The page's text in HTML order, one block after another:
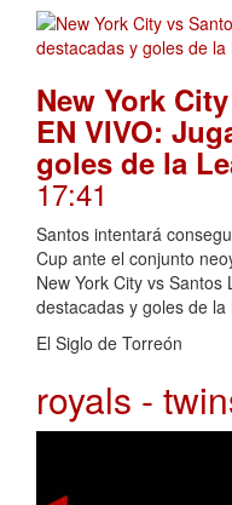
New York
EN VIVO:
goles de la
17:41
Santos intentará
Cup ante el conjunto
New York City vs Santos
destacadas y goles de
El Siglo de Torreón
royals -